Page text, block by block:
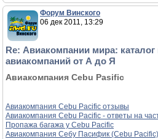
Форум Винского
06 дек 2011, 13:29
Re: Авиакомпании мира:
авиакомпаний от А до Я
Авиакомпания Cebu Pasific
Авиакомпания Cebu Pacific отзывы
Авиакомпания Cebu Pacific - ответы на
Пропажа багажа у Cebu Pacific
Авиакомпания Себу Пасифик (Cebu